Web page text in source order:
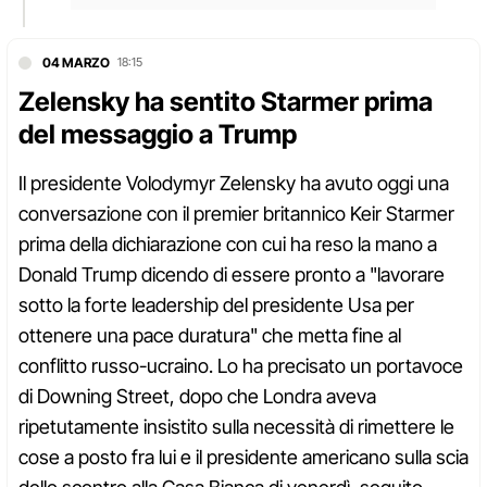
04 MARZO 18:15
Zelensky ha sentito Starmer prima
del messaggio a Trump
Il presidente Volodymyr Zelensky ha avuto oggi una
conversazione con il premier britannico Keir Starmer
prima della dichiarazione con cui ha reso la mano a
Donald Trump dicendo di essere pronto a "lavorare
sotto la forte leadership del presidente Usa per
ottenere una pace duratura" che metta fine al
conflitto russo-ucraino. Lo ha precisato un portavoce
di Downing Street, dopo che Londra aveva
ripetutamente insistito sulla necessità di rimettere le
cose a posto fra lui e il presidente americano sulla scia